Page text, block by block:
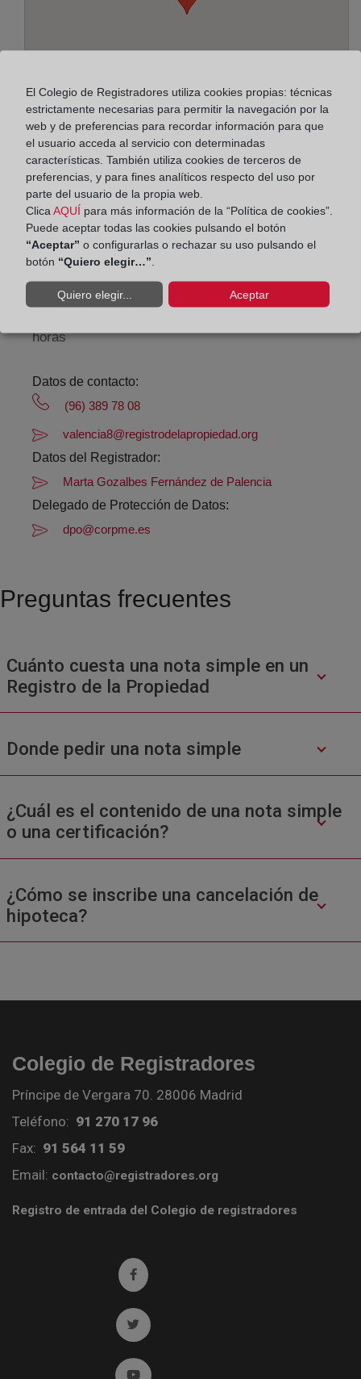
Dirección:
Pintor Peyró, 12 - 2º, 46010
Horario:
Agosto: De lunes a viernes de 09:00 a 14:00 horas
horas
Datos de contacto:
(96) 389 78 08
valencia8@registrodelapropiedad.org
Datos del Registrador:
Marta Gozalbes Fernández de Palencia
Delegado de Protección de Datos:
dpo@corpme.es
Preguntas frecuentes
Cuánto cuesta una nota simple en un
Registro de la Propiedad
Donde pedir una nota simple
¿Cuál es el contenido de una nota simple
o una certificación?
¿Cómo se inscribe una cancelación de
hipoteca?
Colegio de Registradores
Príncipe de Vergara 70. 28006 Madrid
Teléfono: 91 270 17 96
Fax: 91 564 11 59
Email: contacto@registradores.org
Registro de entrada del Colegio de registradores
Ir a facebook (abre en ventana nueva)
Ir a twitter (abre en ventana nueva)
Ir a YouTube (abre en ventana nueva)
El Colegio de Registradores utiliza cookies propias: técnicas
estrictamente necesarias para permitir la navegación por la
web y de preferencias para recordar información para que
el usuario acceda al servicio con determinadas
características. También utiliza cookies de terceros de
preferencias, y para fines analíticos respecto del uso por
parte del usuario de la propia web.
Clica AQUÍ para más información de la “Política de cookies”.
Puede aceptar todas las cookies pulsando el botón
“Aceptar” o configurarlas o rechazar su uso pulsando el
botón “Quiero elegir…”
Quiero elegir... Aceptar